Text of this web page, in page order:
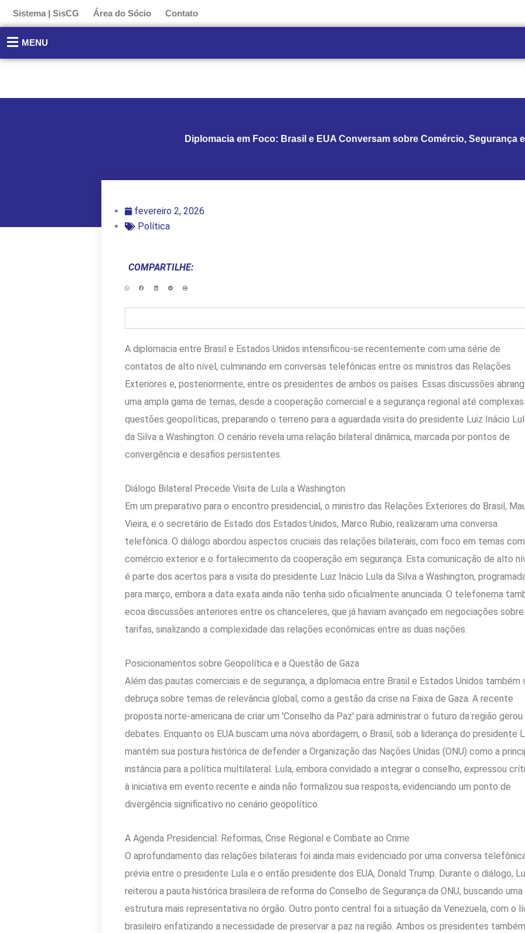
para
Sistema | SisCG Área do Sócio Contato
MENU
Diplomacia em Foco: Brasil e EUA Conversam sobre Comércio, Segurança
fevereiro 2, 2026
Política
COMPARTILHE:
A diplomacia entre Brasil e Estados Unidos intensificou-se recentemente com uma série de
contatos de alto nível, culminando em conversas telefônicas entre os ministros das Relações
Exteriores e, posteriormente, entre os presidentes de ambos os países. Essas discussões
uma ampla gama de temas, desde a cooperação comercial e a segurança regional até complexas
questões geopolíticas, preparando o terreno para a aguardada visita do presidente Luiz Inácio
da Silva a Washington. O cenário revela uma relação bilateral dinâmica, marcada por pontos de
convergência e desafios persistentes.
Diálogo Bilateral Precede Visita de Lula a Washington
Em um preparativo para o encontro presidencial, o ministro das Relações Exteriores do Brasil,
Vieira, e o secretário de Estado dos Estados Unidos, Marco Rubio, realizaram uma conversa
telefônica. O diálogo abordou aspectos cruciais das relações bilaterais, com foco em temas
comércio exterior e o fortalecimento da cooperação em segurança. Esta comunicação de alto
é parte dos acertos para a visita do presidente Luiz Inácio Lula da Silva a Washington,
para março, embora a data exata ainda não tenha sido oficialmente anunciada. O telefonema
ecoa discussões anteriores entre os chanceleres, que já haviam avançado em negociações sobre
tarifas, sinalizando a complexidade das relações econômicas entre as duas nações.
Posicionamentos sobre Geopolítica e a Questão de Gaza
Além das pautas comerciais e de segurança, a diplomacia entre Brasil e Estados Unidos também
debruça sobre temas de relevância global, como a gestão da crise na Faixa de Gaza. A recente
proposta norte-americana de criar um 'Conselho da Paz' para administrar o futuro da região gerou
debates. Enquanto os EUA buscam uma nova abordagem, o Brasil, sob a liderança do presidente
mantém sua postura histórica de defender a Organização das Nações Unidas (ONU) como a
instância para a política multilateral. Lula, embora convidado a integrar o conselho, expressou
à iniciativa em evento recente e ainda não formalizou sua resposta, evidenciando um ponto de
divergência significativo no cenário geopolítico.
A Agenda Presidencial: Reformas, Crise Regional e Combate ao Crime
O aprofundamento das relações bilaterais foi ainda mais evidenciado por uma conversa
prévia entre o presidente Lula e o então presidente dos EUA, Donald Trump. Durante o diálogo,
reiterou a pauta histórica brasileira de reforma do Conselho de Segurança da ONU, buscando uma
estrutura mais representativa no órgão. Outro ponto central foi a situação da Venezuela, com o
brasileiro enfatizando a necessidade de preservar a paz na região. Ambos os presidentes também